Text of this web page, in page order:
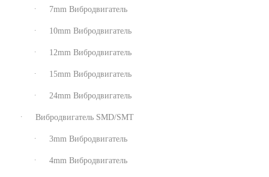
7mm Вибродвигатель
10mm Вибродвигатель
12mm Вибродвигатель
15mm Вибродвигатель
24mm Вибродвигатель
Вибродвигатель SMD/SMT
3mm Вибродвигатель
4mm Вибродвигатель